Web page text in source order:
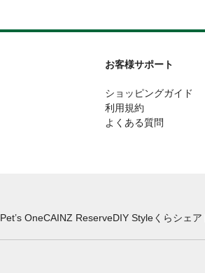
お客様サポート
ショッピングガイド
利用規約
よくある質問
Pet’s OneCAINZ ReserveDIY Styleくらシェア